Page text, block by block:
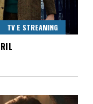
TV E STREAMING